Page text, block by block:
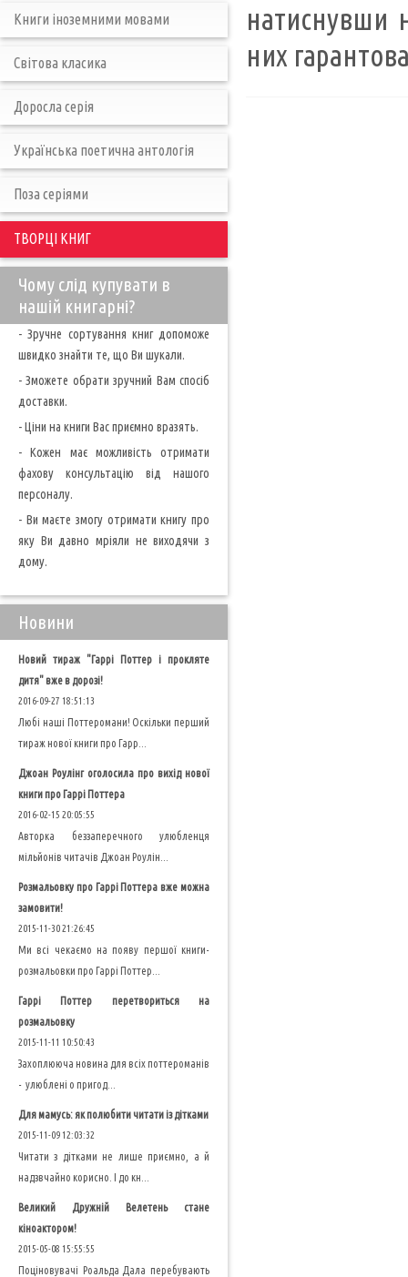
натиснувши
них
Книги іноземними мовами
Світова класика
Доросла серія
Українська поетична антологія
Поза серіями
ТВОРЦІ КНИГ
Чому слід купувати в
нашій книгарні?
- Зручне сортування книг допоможе
швидко знайти те, що Ви шукали.
- Зможете обрати зручний Вам спосіб
доставки.
- Ціни на книги Вас приємно вразять.
- Кожен має можливість отримати
фахову консультацію від нашого
персоналу.
- Ви маєте змогу отримати книгу про
яку Ви давно мріяли не виходячи з
дому.
Новини
Новий тираж "Гаррі Поттер і прокляте
дитя" вже в дорозі!
2016-09-27 18:51:13
Любі наші Поттеромани! Оскільки перший
тираж нової книги про Гарр...
Джоан Роулінг оголосила про вихід нової
книги про Гаррі Поттера
2016-02-15 20:05:55
Авторка беззаперечного улюбленця
мільйонів читачів Джоан Роулін...
Розмальовку про Гаррі Поттера вже можна
замовити!
2015-11-30 21:26:45
Ми всі чекаємо на появу першої книги-
розмальовки про Гаррі Поттер...
Гаррі Поттер перетвориться на
розмальовку
2015-11-11 10:50:43
Захоплююча новина для всіх поттероманів
- улюблені о пригод...
Для мамусь: як полюбити читати із дітками
2015-11-09 12:03:32
Читати з дітками не лише приємно, а й
надзвчайно корисно. І до кн...
Великий Дружній Велетень стане
кіноактором!
2015-05-08 15:55:55
Поціновувачі Роальда Дала перебувають